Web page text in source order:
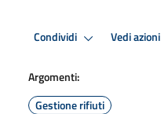
Condividi Vedi azioni
Argomenti:
Gestione rifiuti